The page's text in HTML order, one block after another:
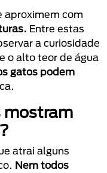
aproximem com
Entre estas
a curiosidade
o alto teor de água
gatos podem
mostram
atrai alguns
Nem todos